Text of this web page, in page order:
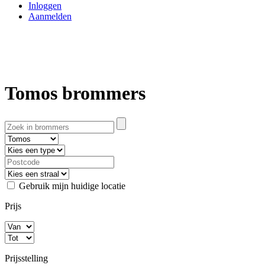
Inloggen
Aanmelden
Tomos brommers
Gebruik mijn huidige locatie
Prijs
Prijsstelling